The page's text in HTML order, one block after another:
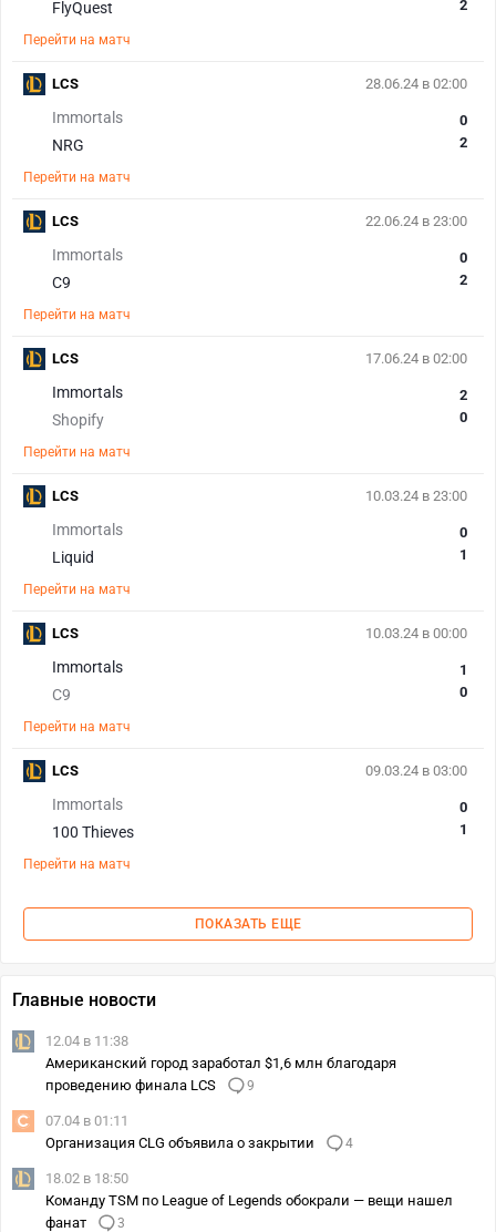
FlyQuest 2
Перейти на матч
28.06.24 в 02:00
Immortals
NRG
0
2
Перейти на матч
LCS
22.06.24 в 23:00
Immortals
C9
0
2
Перейти на матч
LCS
17.06.24 в 02:00
Immortals
Shopify
2
0
Перейти на матч
LCS
10.03.24 в 23:00
Immortals
Liquid
0
1
Перейти на матч
LCS
10.03.24 в 00:00
Immortals
C9
1
0
Перейти на матч
LCS
09.03.24 в 03:00
Immortals
100 Thieves
0
1
Перейти на матч
LCS
ПОКАЗАТЬ ЕЩЕ
Главные новости
12.04 в 11:38
Американский город заработал $1,6 млн благодаря
проведению финала LCS
9
07.04 в 01:11
Организация CLG объявила о закрытии
4
18.02 в 18:50
Команду TSM по League of Legends обокрали — вещи нашел
фанат
3